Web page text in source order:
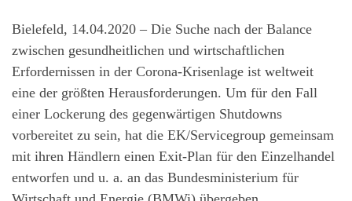
Bielefeld, 14.04.2020 – Die Suche nach der Balance
zwischen gesundheitlichen und wirtschaftlichen
Erfordernissen in der Corona-Krisenlage ist weltweit
eine der größten Herausforderungen. Um für den Fall
einer Lockerung des gegenwärtigen Shutdowns
vorbereitet zu sein, hat die EK/Servicegroup gemeinsam
mit ihren Händlern einen Exit-Plan für den Einzelhandel
entworfen und u. a. an das Bundesministerium für